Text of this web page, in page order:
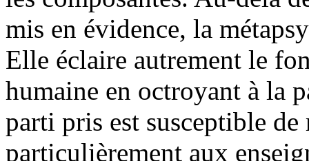
mis en évidence, la
Elle éclaire autrement le
humaine en octroyant à la
parti pris est susceptible
particulièrement aux